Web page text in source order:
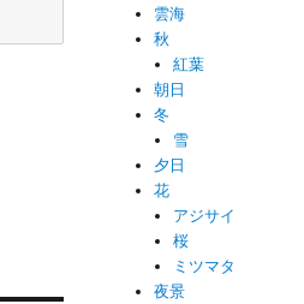
雲海
秋
紅葉
朝日
冬
雪
夕日
花
アジサイ
桜
ミツマタ
夜景